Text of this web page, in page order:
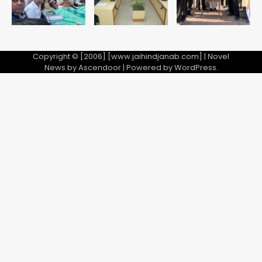
Copyright © [2006] [www.jaihindjanab.com] | Novel
News byAscendoor| Powered byWordPress.